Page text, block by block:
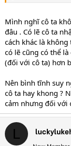
Mình nghĩ cô ta
đâu . Có lẽ cô ta
cách khác là
có lẽ cũng có thể
(đối với cô ta) hơn
Nên bình tĩnh suy
cô ta hay khong ?
cảm nhưng đối với
L